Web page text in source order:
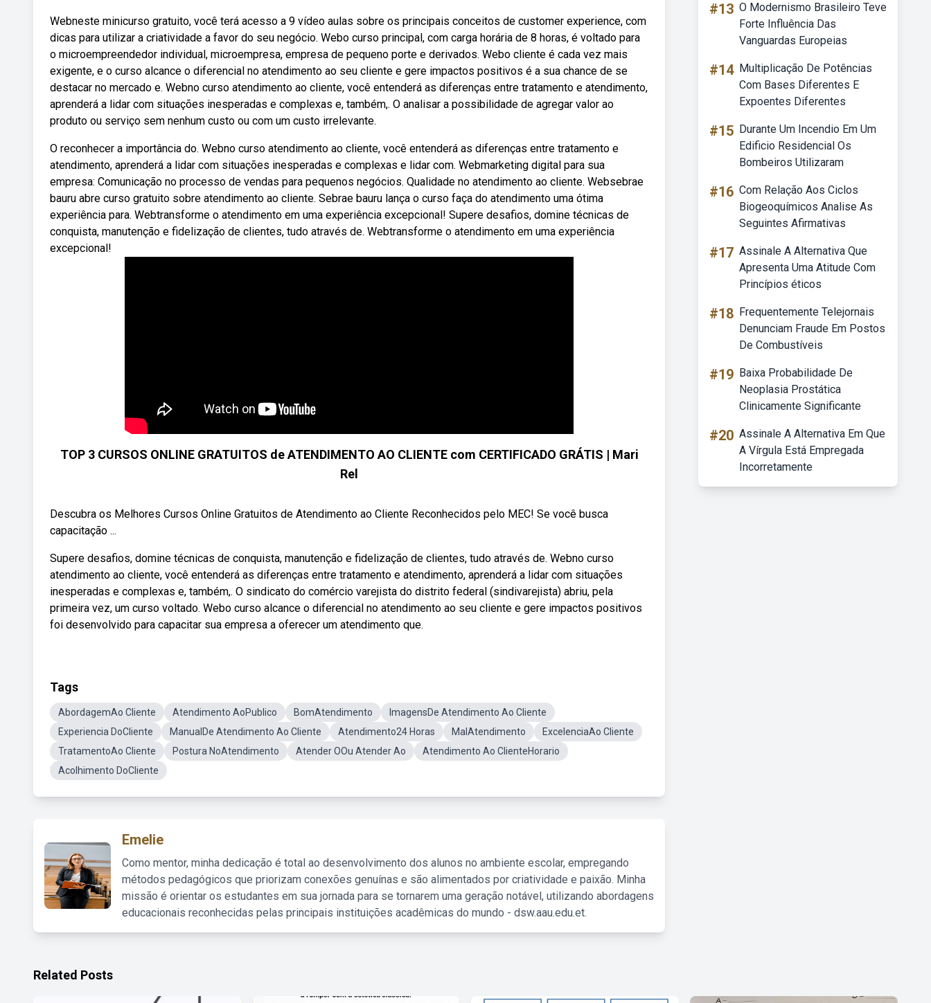
Webneste minicurso gratuito, você terá acesso a 9 vídeo aulas sobre os principais conceitos de customer experience, com
dicas para utilizar a criatividade a favor do seu negócio. Webo curso principal, com carga horária de 8 horas, é voltado para
o microempreendedor individual, microempresa, empresa de pequeno porte e derivados. Webo cliente é cada vez mais
exigente, e o curso alcance o diferencial no atendimento ao seu cliente e gere impactos positivos é a sua chance de se
destacar no mercado e. Webno curso atendimento ao cliente, você entenderá as diferenças entre tratamento e atendimento,
aprenderá a lidar com situações inesperadas e complexas e, também,. O analisar a possibilidade de agregar valor ao
produto ou serviço sem nenhum custo ou com um custo irrelevante.
O reconhecer a importância do. Webno curso atendimento ao cliente, você entenderá as diferenças entre tratamento e
atendimento, aprenderá a lidar com situações inesperadas e complexas e lidar com. Webmarketing digital para sua
empresa: Comunicação no processo de vendas para pequenos negócios. Qualidade no atendimento ao cliente. Websebrae
bauru abre curso gratuito sobre atendimento ao cliente. Sebrae bauru lança o curso faça do atendimento uma ótima
experiência para. Webtransforme o atendimento em uma experiência excepcional! Supere desafios, domine técnicas de
conquista, manutenção e fidelização de clientes, tudo através de. Webtransforme o atendimento em uma experiência
excepcional!
TOP 3 CURSOS ONLINE GRATUITOS de ATENDIMENTO AO CLIENTE com CERTIFICADO GRÁTIS | Mari
Rel
Descubra os Melhores Cursos Online Gratuitos de Atendimento ao Cliente Reconhecidos pelo MEC! Se você busca
capacitação ...
Supere desafios, domine técnicas de conquista, manutenção e fidelização de clientes, tudo através de. Webno curso
atendimento ao cliente, você entenderá as diferenças entre tratamento e atendimento, aprenderá a lidar com situações
inesperadas e complexas e, também,. O sindicato do comércio varejista do distrito federal (sindivarejista) abriu, pela
primeira vez, um curso voltado. Webo curso alcance o diferencial no atendimento ao seu cliente e gere impactos positivos
foi desenvolvido para capacitar sua empresa a oferecer um atendimento que.
Tags
AbordagemAo Cliente Atendimento AoPublico BomAtendimento
ImagensDe Atendimento Ao Cliente
Experiencia DoCliente
ManualDe Atendimento Ao Cliente Atendimento24 Horas MalAtendimento
ExcelenciaAo Cliente
TratamentoAo Cliente
Postura NoAtendimento Atender OOu Atender Ao
Atendimento Ao ClienteHorario
Acolhimento DoCliente
Emelie
Como mentor, minha dedicação é total ao desenvolvimento dos alunos no ambiente escolar, empregando
métodos pedagógicos que priorizam conexões genuínas e são alimentados por criatividade e paixão. Minha
missão é orientar os estudantes em sua jornada para se tornarem uma geração notável, utilizando abordagens
educacionais reconhecidas pelas principais instituições acadêmicas do mundo - dsw.aau.edu.et.
#13 O Modernismo Brasileiro Teve
Forte Influência Das
Vanguardas Europeias
#14 Multiplicação De Potências
Com Bases Diferentes E
Expoentes Diferentes
#15 Durante Um Incendio Em Um
Edificio Residencial Os
Bombeiros Utilizaram
#16 Com Relação Aos Ciclos
Biogeoquímicos Analise As
Seguintes Afirmativas
#17 Assinale A Alternativa Que
Apresenta Uma Atitude Com
Princípios éticos
#18 Frequentemente Telejornais
Denunciam Fraude Em Postos
De Combustíveis
#19 Baixa Probabilidade De
Neoplasia Prostática
Clinicamente Significante
#20 Assinale A Alternativa Em Que
A Vírgula Está Empregada
Incorretamente
Related Posts